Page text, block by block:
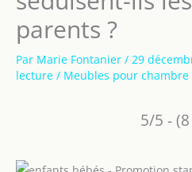
parents ?
Par Marie Fontanier / 29
lecture / Meubles pour chambre
5/5 -